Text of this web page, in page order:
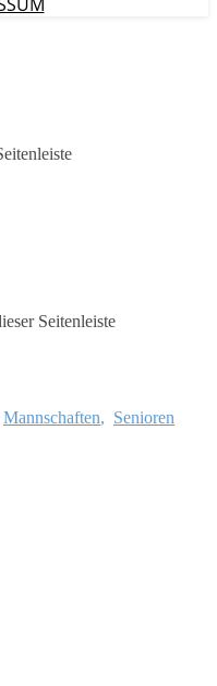
Seitenleiste
Mannschaften, Senioren